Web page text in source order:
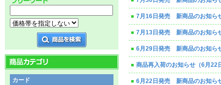
カード
7月16日発売 新商品のお知ら
7月13日発売 新商品のお知ら
6月29日発売 新商品のお知ら
商品再入荷のお知らせ（6月22
6月22日発売 新商品のお知ら